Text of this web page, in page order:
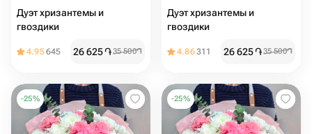
Дуэт хризантемы и
гвоздики
4.95645 26 625֏35 500֏
Дуэт хризантемы и
гвоздики
4.86311 26 625֏35 500֏
-25% -25%